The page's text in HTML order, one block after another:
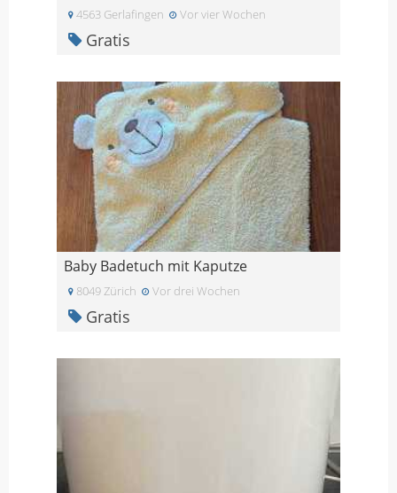
4563 Gerlafingen Vor vier Wochen
Gratis
Baby Badetuch mit Kaputze
8049 Zürich Vor drei Wochen
Gratis